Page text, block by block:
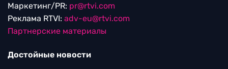
Маркетинг/PR: pr@rtvi.com
Реклама RTVI: adv-eu@rtvi.com
Партнерские материалы
Достойные новости